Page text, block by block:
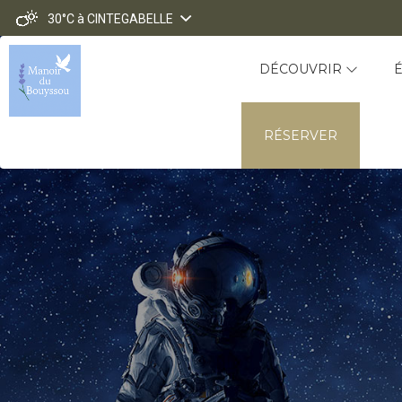
30°Cà CINTEGABELLE
DÉCOUVRIR
RÉSERVER